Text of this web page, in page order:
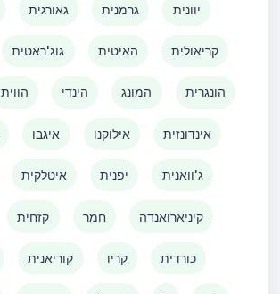
גאורגית גרמנית יוונית
גוג'ראטית האיטית קריאולית
הווית הינדי המונג הונגרית
איגבו אילוקנו אינדונזית
איטלקית יפנית ג'וואנית
קזחית חמר קיניארואנדה
קוריאנית קריו כורדית